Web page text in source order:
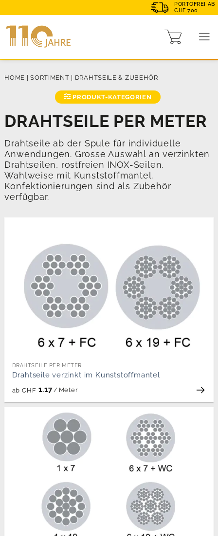
PORTOFREI AB
CHF 700
HOME |SORTIMENT | DRAHTSEILE & ZUBEHÖR
PRODUKT-KATEGORIEN
DRAHTSEILE PER METER
Drahtseile ab der Spule für individuelle
Anwendungen. Grosse Auswahl an verzinkten
Drahtseilen, rostfreien INOX-Seilen.
Wahlweise mit Kunststoffmantel.
Konfektionierungen sind als Zubehör
verfügbar.
DRAHTSEILE PER METER
Drahtseile verzinkt im Kunststoffmantel
ab CHF 1.17 / Meter